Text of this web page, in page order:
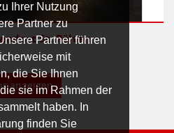
Ihrer Nutzung
Partner zu
Partner führen
mit
die Sie Ihnen
sie im Rahmen der
haben. In
finden Sie
St. Pölten
anzeigen